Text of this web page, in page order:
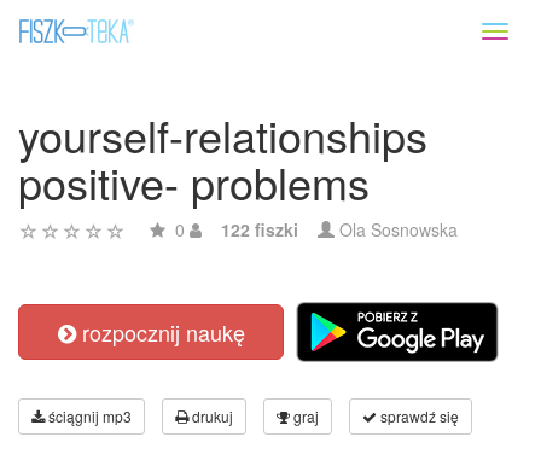
yourself-relationships
positive- problems
0 122 fiszki Ola Sosnowska
rozpocznij naukę
ściągnij mp3 drukuj graj sprawdź się